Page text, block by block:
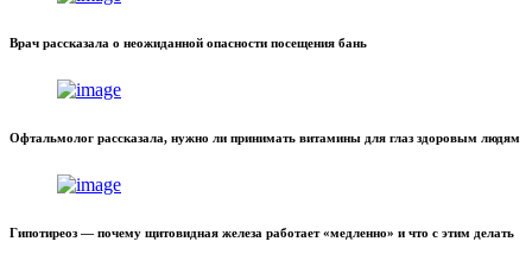
Врач рассказала о неожиданной опасности посещения бань
Офтальмолог рассказала, нужно ли принимать витамины для глаз здоровым людям
Гипотиреоз — почему щитовидная железа работает «медленно» и что с этим делать